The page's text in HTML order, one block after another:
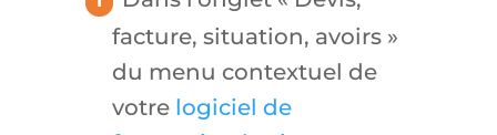
facture, situation, avoirs »
du menu contextuel de
votre logiciel de